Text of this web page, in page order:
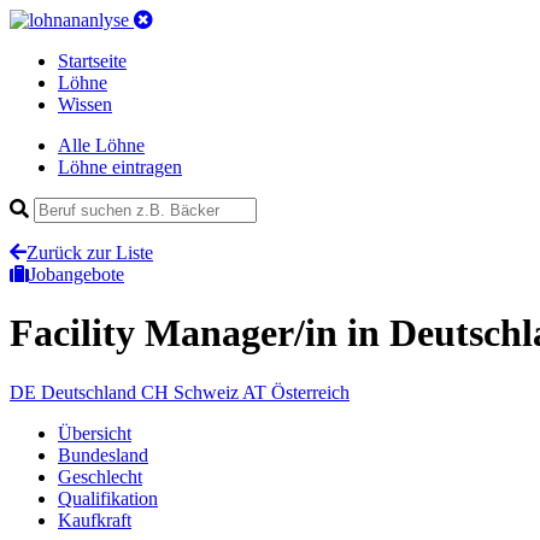
Startseite
Löhne
Wissen
Alle Löhne
Löhne eintragen
Zurück zur Liste
Jobangebote
Facility Manager/in in
DE Deutschland CH Schweiz AT Österreich
Übersicht
Bundesland
Geschlecht
Qualifikation
Kaufkraft